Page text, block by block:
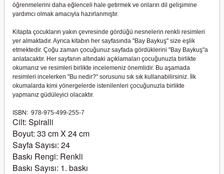
öğrenmelerini daha eğlenceli hale getirmek ve onların dil gelişimine
yardımcı olmak amacıyla hazırlanmıştır.
Kitapta çocukların yakın çevresinde gördüğü nesnelerin renkli resimleri
yer almaktadır. Ayrıca kitabın her sayfasında "Bay Baykuş" size eşlik
etmektedir. Çoğu zaman çocuğunuz sayfada gördüklerini "Bay Baykuş"a
anlatacaktır. Her sayfanın altındaki açıklamaları çocuğunuzla birlikte
okumanız ve resimleri birlikte incelemeniz önemlidir. Bu aşamada
resimleri incelerken "Bu nedir?" sorusunu sık sık kullanabilirsiniz. İlk
okumalarda kimi yönergelerde istenilenleri çocuğunuzla birlikte
yapmanız güdüleyici olacaktır.
ISBN: 978-975-499-255-7
Cilt: Spiralli
Boyut: 33 cm X 24 cm
Sayfa Sayısı: 24
Baskı Rengi: Renkli
Baskı Sayısı: 1. baskı